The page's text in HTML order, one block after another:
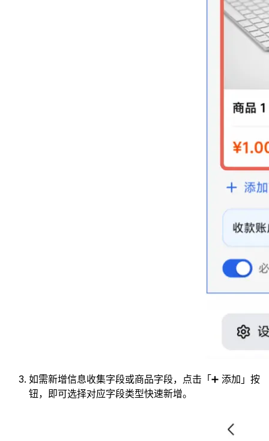
如需新增信息收集字段或商品字段，点击「➕ 添加」按
钮，即可选择对应字段类型快速新增。